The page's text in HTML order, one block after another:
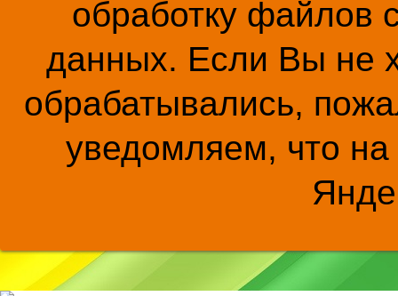
обработку файлов
данных. Если Вы не
обрабатывались,
уведомляем, что на